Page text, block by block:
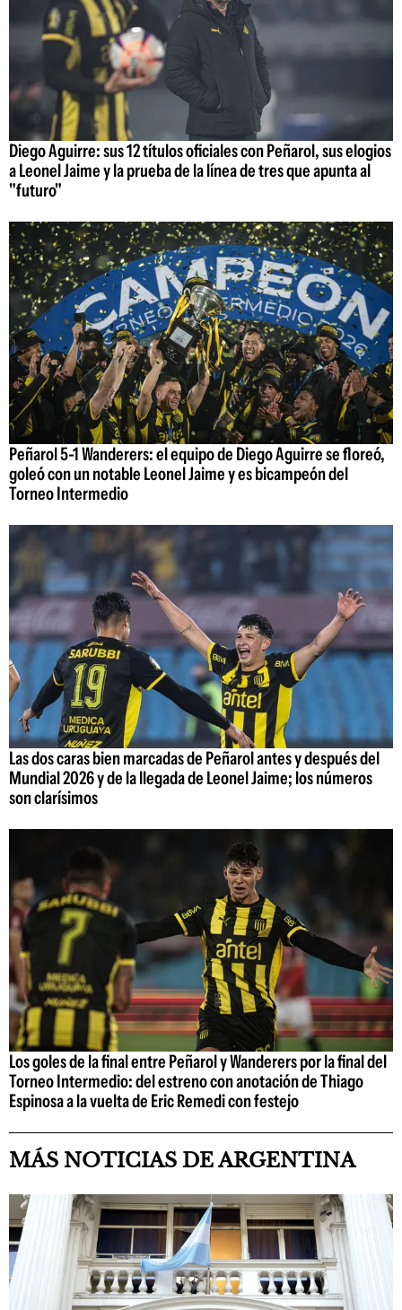
Diego Aguirre: sus 12 títulos oficiales con Peñarol, sus elogios
a Leonel Jaime y la prueba de la línea de tres que apunta al
"futuro"
Peñarol 5-1 Wanderers: el equipo de Diego Aguirre se floreó,
goleó con un notable Leonel Jaime y es bicampeón del
Torneo Intermedio
Las dos caras bien marcadas de Peñarol antes y después del
Mundial 2026 y de la llegada de Leonel Jaime; los números
son clarísimos
Los goles de la final entre Peñarol y Wanderers por la final del
Torneo Intermedio: del estreno con anotación de Thiago
Espinosa a la vuelta de Eric Remedi con festejo
MÁS NOTICIAS DE ARGENTINA